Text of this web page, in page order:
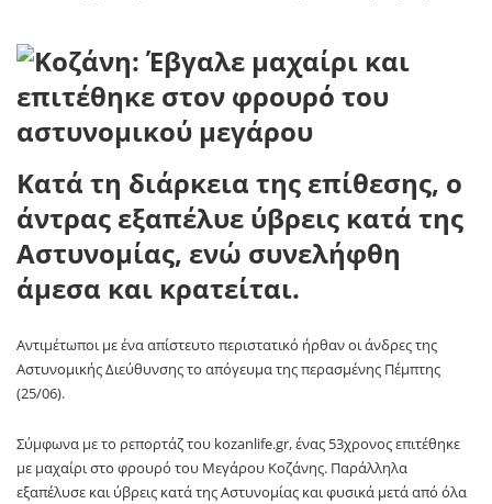
Κατά τη διάρκεια της επίθεσης, ο
άντρας εξαπέλυε ύβρεις κατά της
Αστυνομίας, ενώ συνελήφθη
άμεσα και κρατείται.
Αντιμέτωποι με ένα απίστευτο περιστατικό ήρθαν οι άνδρες της
Αστυνομικής Διεύθυνσης το απόγευμα της περασμένης Πέμπτης
(25/06).
Σύμφωνα με το ρεπορτάζ του kozanlife.gr, ένας 53χρονος επιτέθηκε
με μαχαίρι στο φρουρό του Μεγάρου Κοζάνης. Παράλληλα
εξαπέλυσε και ύβρεις κατά της Αστυνομίας και φυσικά μετά από όλα